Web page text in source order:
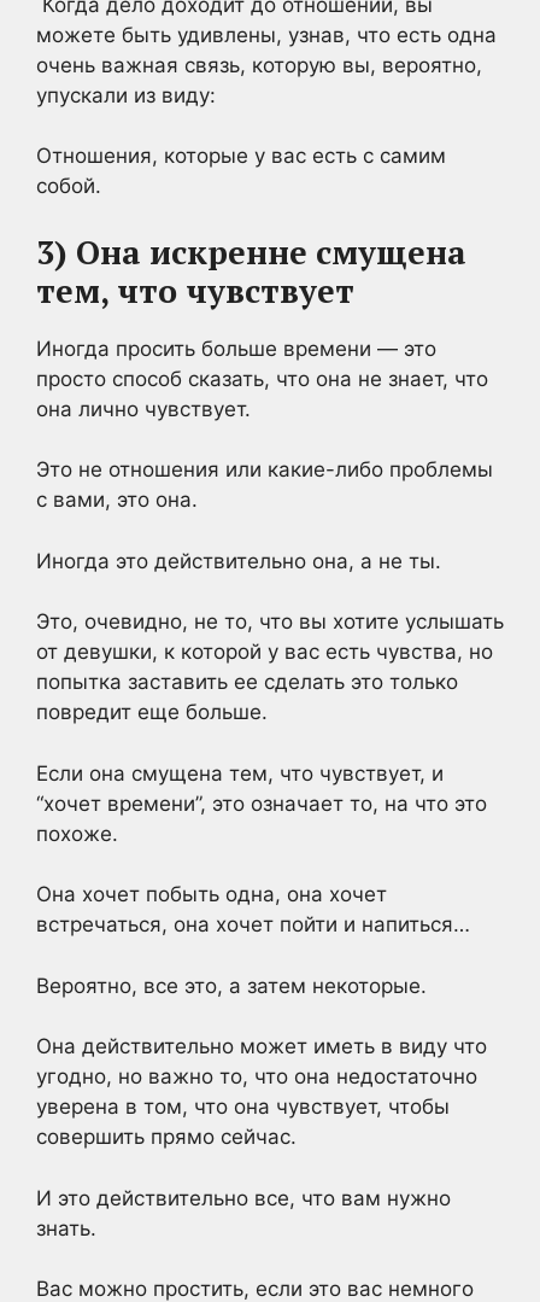
можете быть удивлены, узнав, что есть одна
очень важная связь, которую вы, вероятно,
упускали из виду:
Отношения, которые у вас есть с самим
собой.
3) Она искренне смущена
тем, что чувствует
Иногда просить больше времени — это
просто способ сказать, что она не знает, что
она лично чувствует.
Это не отношения или какие-либо проблемы
с вами, это она.
Иногда это действительно она, а не ты.
Это, очевидно, не то, что вы хотите услышать
от девушки, к которой у вас есть чувства, но
попытка заставить ее сделать это только
повредит еще больше.
Если она смущена тем, что чувствует, и
“хочет времени”, это означает то, на что это
похоже.
Она хочет побыть одна, она хочет
встречаться, она хочет пойти и напиться…
Вероятно, все это, а затем некоторые.
Она действительно может иметь в виду что
угодно, но важно то, что она недостаточно
уверена в том, что она чувствует, чтобы
совершить прямо сейчас.
И это действительно все, что вам нужно
знать.
Вас можно простить, если это вас немного